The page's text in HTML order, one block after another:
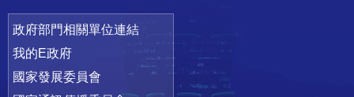
政府部門相關單位連結
我的E政府
國家發展委員會